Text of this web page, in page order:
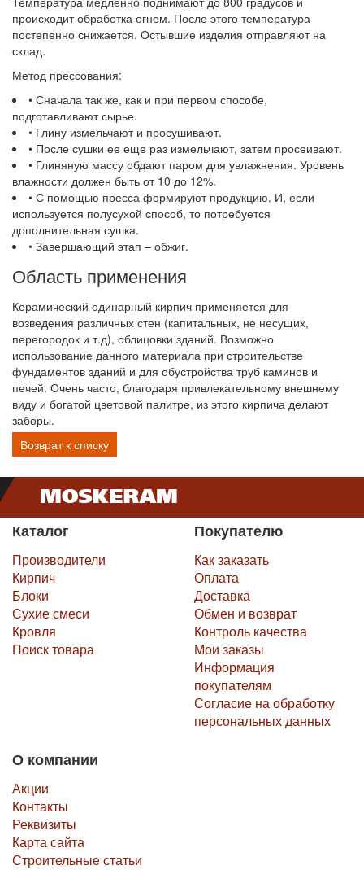
происходит обработка огнем. После этого температура
постепенно снижается. Остывшие изделия отправляют на
склад.
Метод прессования:
• Сначала так же, как и при первом способе,
подготавливают сырье.
• Глину измельчают и просушивают.
• После сушки ее еще раз измельчают, затем просеивают.
• Глиняную массу обдают паром для увлажнения. Уровень
влажности должен быть от 10 до 12%.
• С помощью пресса формируют продукцию. И, если
используется полусухой способ, то потребуется
дополнительная сушка.
• Завершающий этап – обжиг.
Область применения
Керамический одинарный кирпич применяется для
возведения различных стен (капитальных, не несущих,
перегородок и т.д), облицовки зданий. Возможно
использование данного материала при строительстве
фундаментов зданий и для обустройства труб каминов и
печей. Очень часто, благодаря привлекательному внешнему
виду и богатой цветовой палитре, из этого кирпича делают
заборы.
Возврат к списку
Каталог
Производители
Кирпич
Блоки
Сухие смеси
Кровля
Поиск товара
Покупателю
Как заказать
Оплата
Доставка
Обмен и возврат
Контроль качества
Мои заказы
Информация
покупателям
Согласие на обработку
персональных данных
О компании
Акции
Контакты
Реквизиты
Карта сайта
Строительные статьи